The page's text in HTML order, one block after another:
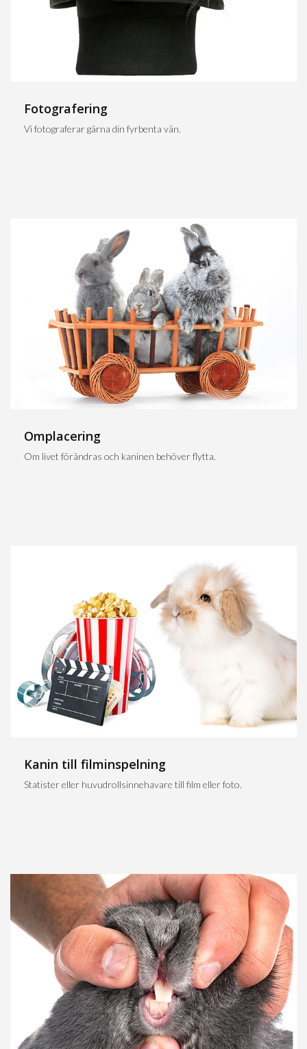
Fotografering
Vi fotograferar gärna din fyrbenta vän.
Omplacering
Om livet förändras och kaninen behöver flytta.
Kanin till filminspelning
Statister eller huvudrollsinnehavare till film eller foto.